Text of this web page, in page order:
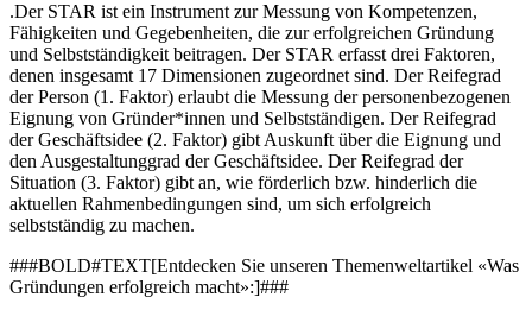
.Der STAR ist ein Instrument zur Messung von Kompetenzen,
Fähigkeiten und Gegebenheiten, die zur erfolgreichen Gründung
und Selbstständigkeit beitragen. Der STAR erfasst drei Faktoren,
denen insgesamt 17 Dimensionen zugeordnet sind. Der Reifegrad
der Person (1. Faktor) erlaubt die Messung der personenbezogenen
Eignung von Gründer*innen und Selbstständigen. Der Reifegrad
der Geschäftsidee (2. Faktor) gibt Auskunft über die Eignung und
den Ausgestaltunggrad der Geschäftsidee. Der Reifegrad der
Situation (3. Faktor) gibt an, wie förderlich bzw. hinderlich die
aktuellen Rahmenbedingungen sind, um sich erfolgreich
selbstständig zu machen.
###BOLD#TEXT[Entdecken Sie unseren Themenweltartikel «Was
Gründungen erfolgreich macht»:]###